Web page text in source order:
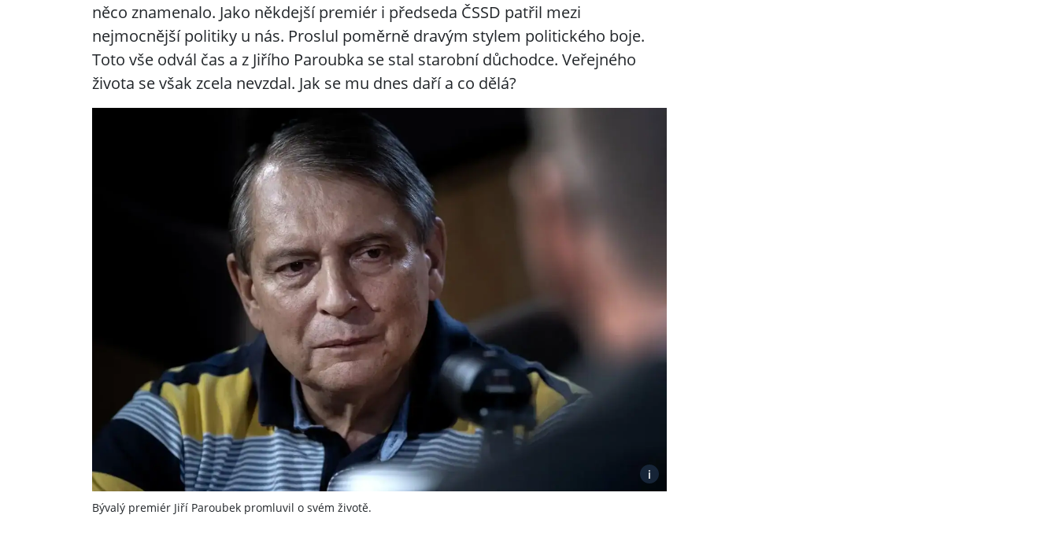
něco znamenalo. Jako někdejší premiér i předseda ČSSD patřil mezi
nejmocnější politiky u nás. Proslul poměrně dravým stylem politického boje.
Toto vše odvál čas a z Jiřího Paroubka se stal starobní důchodce. Veřejného
života se však zcela nevzdal. Jak se mu dnes daří a co dělá?
i
Bývalý premiér Jiří Paroubek promluvil o svém životě.